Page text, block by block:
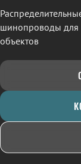
шинопроводы
объектов